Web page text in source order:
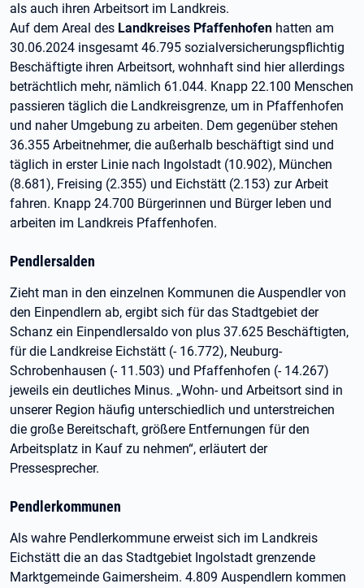
als auch ihren Arbeitsort im Landkreis.
Auf dem Areal des Landkreises Pfaffenhofen hatten am
30.06.2024 insgesamt 46.795 sozialversicherungspflichtig
Beschäftigte ihren Arbeitsort, wohnhaft sind hier allerdings
beträchtlich mehr, nämlich 61.044. Knapp 22.100 Menschen
passieren täglich die Landkreisgrenze, um in Pfaffenhofen
und naher Umgebung zu arbeiten. Dem gegenüber stehen
36.355 Arbeitnehmer, die außerhalb beschäftigt sind und
täglich in erster Linie nach Ingolstadt (10.902), München
(8.681), Freising (2.355) und Eichstätt (2.153) zur Arbeit
fahren. Knapp 24.700 Bürgerinnen und Bürger leben und
arbeiten im Landkreis Pfaffenhofen.
Pendlersalden
Zieht man in den einzelnen Kommunen die Auspendler von
den Einpendlern ab, ergibt sich für das Stadtgebiet der
Schanz ein Einpendlersaldo von plus 37.625 Beschäftigten,
für die Landkreise Eichstätt (- 16.772), Neuburg-
Schrobenhausen (- 11.503) und Pfaffenhofen (- 14.267)
jeweils ein deutliches Minus. „Wohn- und Arbeitsort sind in
unserer Region häufig unterschiedlich und unterstreichen
die große Bereitschaft, größere Entfernungen für den
Arbeitsplatz in Kauf zu nehmen“, erläutert der
Pressesprecher.
Pendlerkommunen
Als wahre Pendlerkommune erweist sich im Landkreis
Eichstätt die an das Stadtgebiet Ingolstadt grenzende
Marktgemeinde Gaimersheim. 4.809 Auspendlern kommen